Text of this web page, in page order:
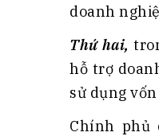
doanh
Thứ hai,
hỗ trợ
sử dụng
Chính phủ